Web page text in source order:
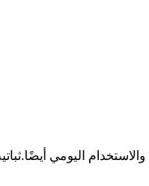
اليومي